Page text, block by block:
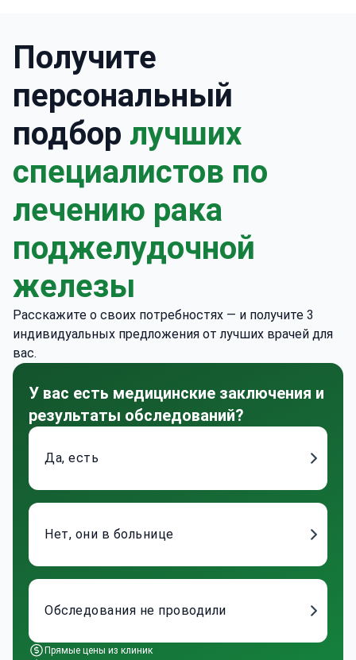
Получите
персональный
подбор лучших
специалистов по
лечению рака
поджелудочной
железы
Расскажите о своих потребностях — и получите 3
индивидуальных предложения от лучших врачей для
вас.
У вас есть медицинские заключения и
результаты обследований?
Да, есть
Нет, они в больнице
Обследования не проводили
Прямые цены из клиник